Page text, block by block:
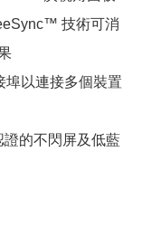
技術可消
埠以連接多個裝置
的不閃屏及低藍